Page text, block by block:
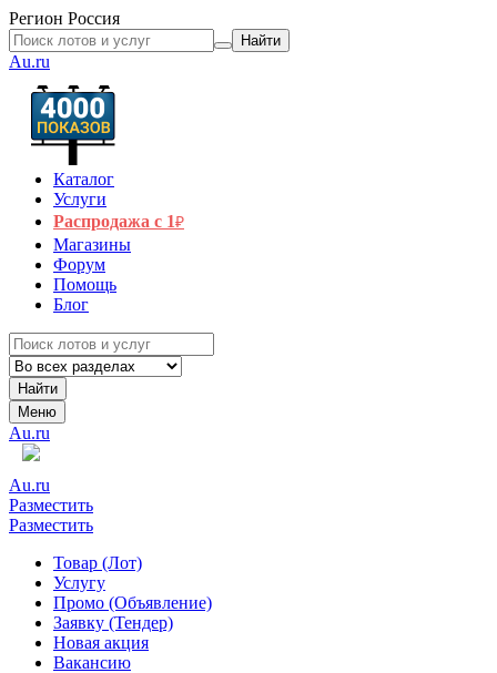
Регион Россия
Найти
Au.ru
Каталог
Услуги
Распродажа с 1₽
Магазины
Форум
Помощь
Блог
Найти
Меню
Au.ru
Au.ru
Разместить
Разместить
Товар (Лот)
Услугу
Промо (Объявление)
Заявку (Тендер)
Новая акция
Вакансию